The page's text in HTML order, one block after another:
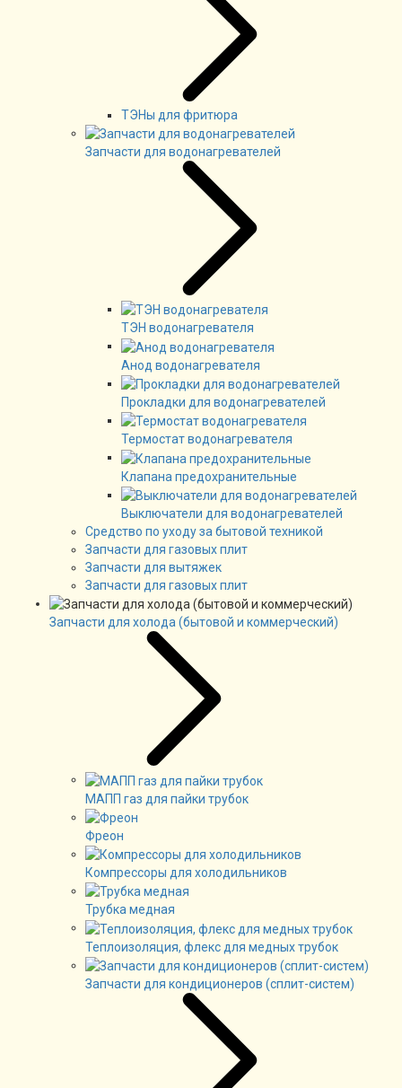
ТЭНы для фритюра
Запчасти для водонагревателей
ТЭН водонагревателя
Анод водонагревателя
Прокладки для водонагревателей
Термостат водонагревателя
Клапана предохранительные
Выключатели для водонагревателей
Средство по уходу за бытовой техникой
Запчасти для газовых плит
Запчасти для вытяжек
Запчасти для газовых плит
Запчасти для холода (бытовой и коммерческий)
МАПП газ для пайки трубок
Фреон
Компрессоры для холодильников
Трубка медная
Теплоизоляция, флекс для медных трубок
Запчасти для кондиционеров (сплит-систем)